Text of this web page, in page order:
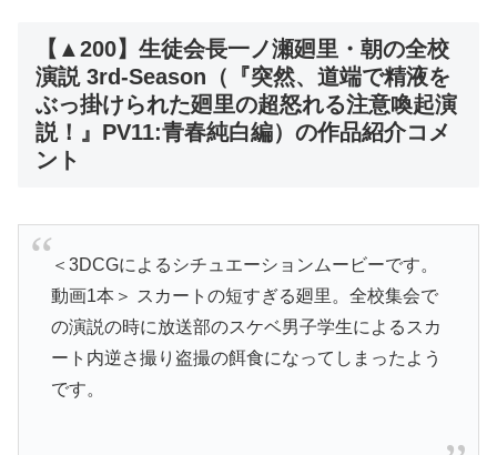
【▲200】生徒会長一ノ瀬廻里・朝の全校
演説 3rd-Season（『突然、道端で精液を
ぶっ掛けられた廻里の超怒れる注意喚起演
説！』PV11:青春純白編）の作品紹介コメ
ント
＜3DCGによるシチュエーションムービーです。
動画1本＞ スカートの短すぎる廻里。全校集会で
の演説の時に放送部のスケベ男子学生によるスカ
ート内逆さ撮り盗撮の餌食になってしまったよう
です。